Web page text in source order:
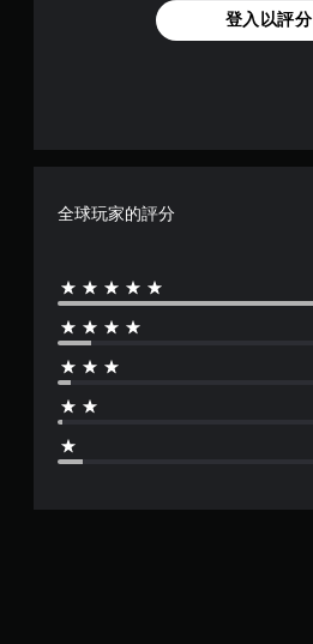
登入以評分
全球玩家的評分